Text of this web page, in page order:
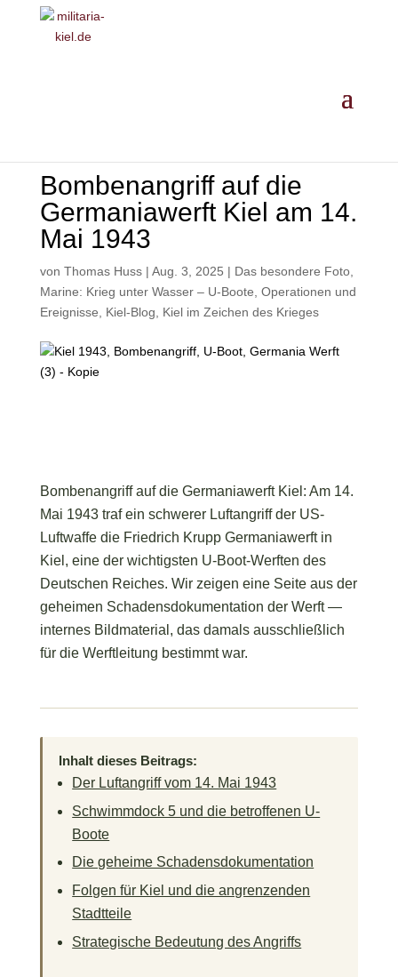
Bombenangriff auf die
Germaniawerft Kiel am 14.
Mai 1943
von Thomas Huss| Aug. 3, 2025 | Das besondere Foto,
Marine: Krieg unter Wasser – U-Boote, Operationen und
Ereignisse
Kiel-Blog Kiel im Zeichen des Krieges
Bombenangriff auf die Germaniawerft Kiel: Am 14.
Mai 1943 traf ein schwerer Luftangriff der US-
Luftwaffe die Friedrich Krupp Germaniawerft in
Kiel, eine der wichtigsten U-Boot-Werften des
Deutschen Reiches. Wir zeigen eine Seite aus der
geheimen Schadensdokumentation der Werft —
internes Bildmaterial, das damals ausschließlich
für die Werftleitung bestimmt war.
Inhalt dieses Beitrags:
Der Luftangriff vom 14. Mai 1943
Schwimmdock 5 und die betroffenen U-
Boote
Die geheime Schadensdokumentation
Folgen für Kiel und die angrenzenden
Stadtteile
Strategische Bedeutung des Angriffs